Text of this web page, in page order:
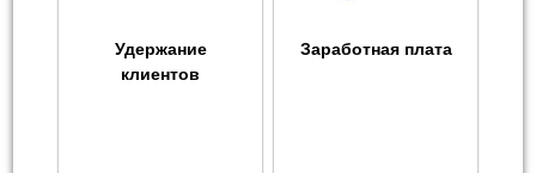
Удержание
клиентов
Заработная плата